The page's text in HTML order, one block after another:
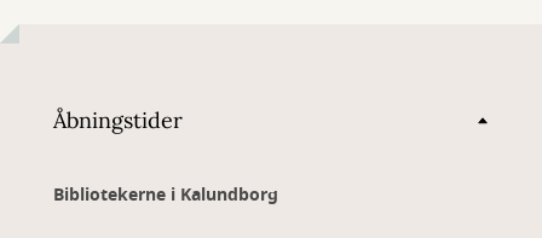
Åbningstider
Bibliotekerne i Kalundborg